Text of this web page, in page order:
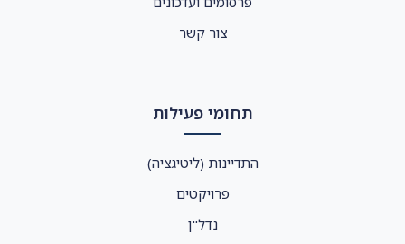
צור קשר
תחומי פעילות
התדיינות (ליטיגציה)
פרויקטים
נדל"ן